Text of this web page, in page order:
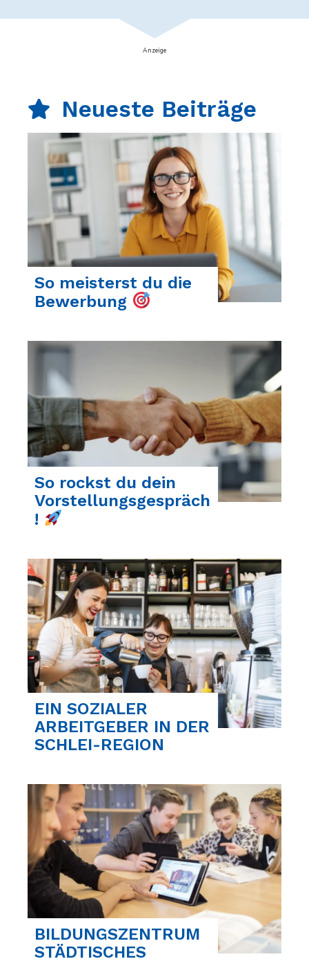
Anzeige
Neueste Beiträge
So meisterst du die
Bewerbung
So rockst du dein
Vorstellungsgespräch
!
EIN SOZIALER
ARBEITGEBER IN DER
SCHLEI-REGION
BILDUNGSZENTRUM
STÄDTISCHES